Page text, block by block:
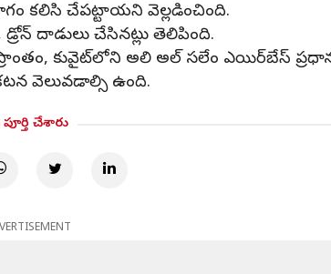
కలిసి చేపట్టాయని వెల్లడించింది.
దాడులు చేసినట్లు తెలిపింది.
కువైట్‌లోని అలి అల్ సలేం ఎయిర్‌బేస్ ప్రధాన
వెలువడాల్సి ఉంది.
పూర్తి చేశారు